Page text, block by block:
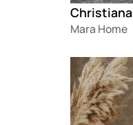
Mara Home
Loading